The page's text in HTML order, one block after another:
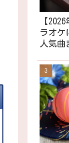
【
ラオケ
人気曲